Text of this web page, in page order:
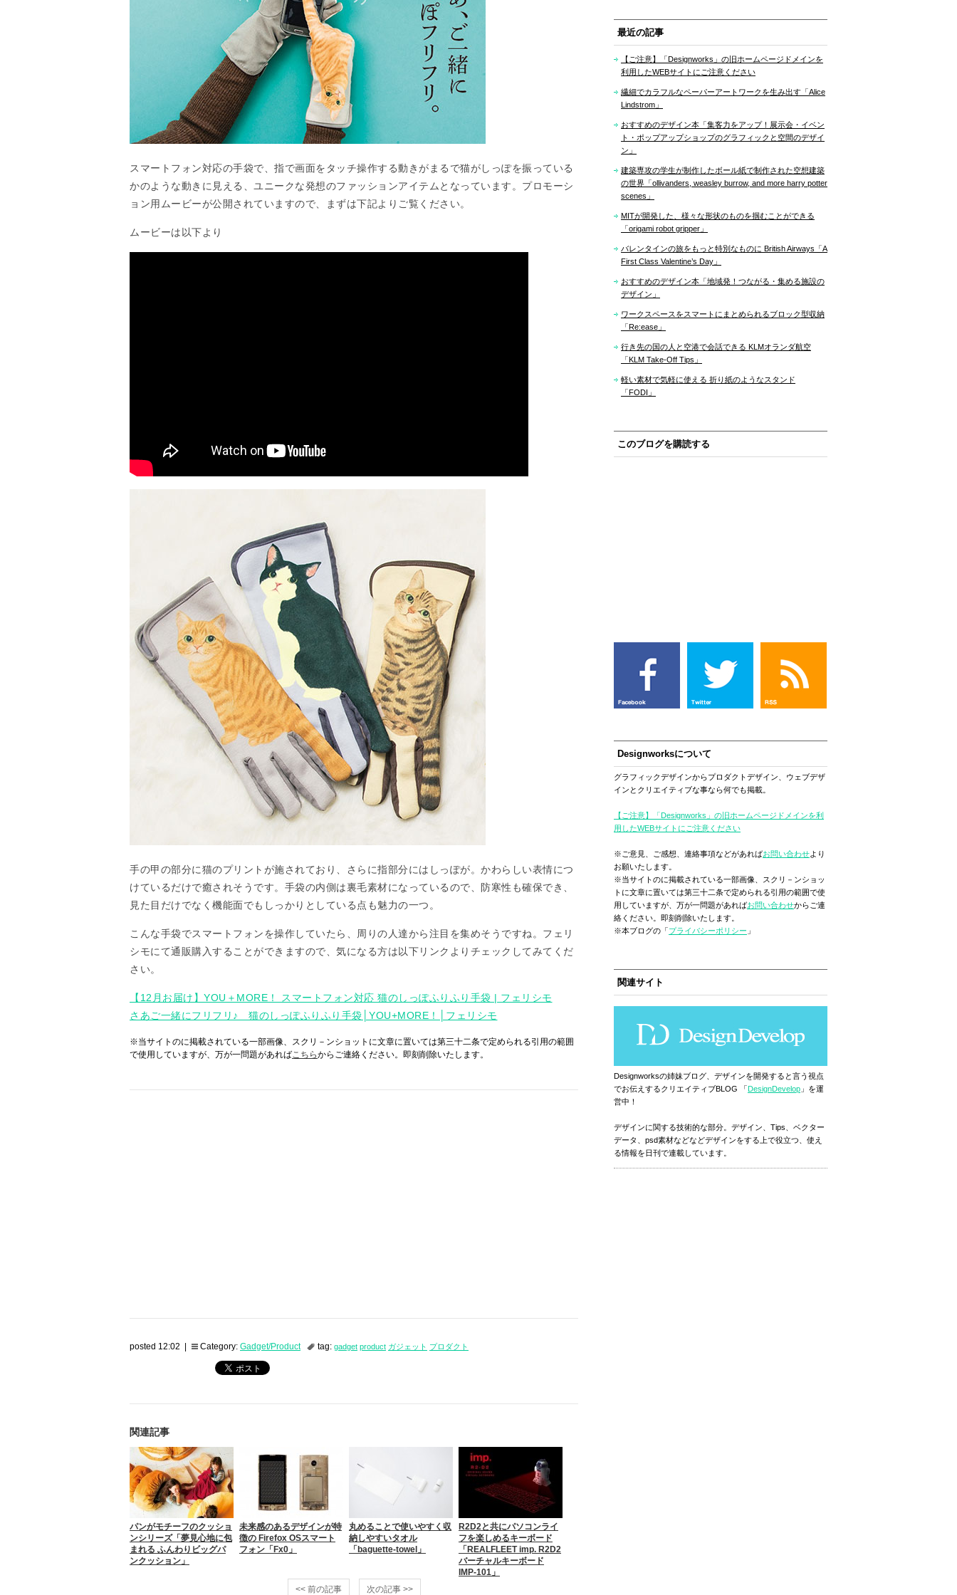
スマートフォン対応の手袋で、指で画面をタッチ操作する動きがまるで猫がしっぽを振っている
かのような動きに見える、ユニークな発想のファッションアイテムとなっています。プロモーシ
ョン用ムービーが公開されていますので、まずは下記よりご覧ください。
ムービーは以下より
手の甲の部分に猫のプリントが施されており、さらに指部分にはしっぽが。かわらしい表情につ
けているだけで癒されそうです。手袋の内側は裏毛素材になっているので、防寒性も確保でき、
見た目だけでなく機能面でもしっかりとしている点も魅力の一つ。
こんな手袋でスマートフォンを操作していたら、周りの人達から注目を集めそうですね。フェリ
シモにて通販購入することができますので、気になる方は以下リンクよりチェックしてみてくだ
さい。
【12月お届け】YOU＋MORE！ スマートフォン対応 猫のしっぽふりふり手袋 | フェリシモ
さあご一緒にフリフリ♪ 猫のしっぽふりふり手袋│YOU+MORE！│フェリシモ
※当サイトのに掲載されている一部画像、スクリ－ンショットに文章に置いては第三十二条で定められる引用の範囲
で使用していますが、万が一問題があればこちらからご連絡ください。即刻削除いたします。
posted 12:02 | Category: Gadget/Product tag: gadget product ガジェット プロダクト
関連記事
パンがモチーフのクッショ
ンシリーズ「夢見心地に包
まれる ふんわりビッグパ
ンクッション」
未来感のあるデザインが特
徴の Firefox OSスマート
フォン「Fx0」
丸めることで使いやすく収
納しやすいタオル
「baguette-towel」
R2D2と共にパソコンライ
フを楽しめるキーボード
「REALFLEET imp. R2D2
バーチャルキーボード
IMP-101」
<< 前の記事
次の記事 >>
最近の記事
【ご注意】「Designworks」の旧ホームページドメインを
利用したWEBサイトにご注意ください
繊細でカラフルなペーパーアートワークを生み出す「Alice
Lindstrom」
おすすめのデザイン本「集客力をアップ！展示会・イベン
ト・ポップアップショップのグラフィックと空間のデザイ
ン」
建築専攻の学生が制作したボール紙で制作された空想建築
の世界「ollivanders, weasley burrow, and more harry potter
scenes」
MITが開発した、様々な形状のものを掴むことができる
「origami robot gripper」
バレンタインの旅をもっと特別なものに British Airways「A
First Class Valentine’s Day」
おすすめのデザイン本「地域発！つながる・集める施設の
デザイン」
ワークスペースをスマートにまとめられるブロック型収納
「Re:ease」
行き先の国の人と空港で会話できる KLMオランダ航空
「KLM Take-Off Tips」
軽い素材で気軽に使える 折り紙のようなスタンド
「FODI」
このブログを購読する
Designworksについて
グラフィックデザインからプロダクトデザイン、ウェブデザ
インとクリエイティブな事なら何でも掲載。
【ご注意】「Designworks」の旧ホームページドメインを利
用したWEBサイトにご注意ください
※ご意見、ご感想、連絡事項などがあればお問い合わせより
お願いたします。
※当サイトのに掲載されている一部画像、スクリ－ンショッ
トに文章に置いては第三十二条で定められる引用の範囲で使
用していますが、万が一問題があればお問い合わせからご連
絡ください。即刻削除いたします。
※本ブログの「プライバシーポリシー 」
関連サイト
Designworksの姉妹ブログ、デザインを開発すると言う視点
でお伝えするクリエイティブBLOG 「DesignDevelop 」を運
営中！
デザインに関する技術的な部分。デザイン、Tips、ベクター
データ、psd素材などなどデザインをする上で役立つ、使え
る情報を日刊で連載しています。